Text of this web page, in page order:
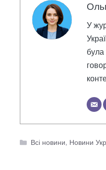
У
Категорії
Всі новини, Новини